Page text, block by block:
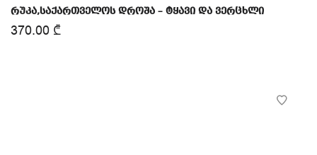
რუკა,საქართველოს დროშა – ტყავი და ვერცხლი
370.00 ₾